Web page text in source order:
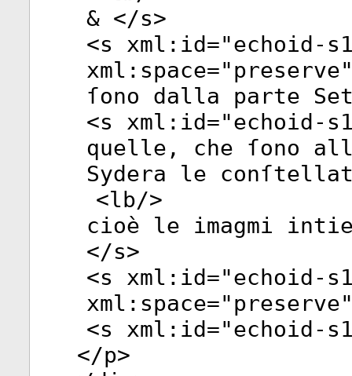
& </s>
<s xml:id="echoid-
xml:space="preserve
ſono dalla parte
<s xml:id="echoid-
quelle, che ſono
Sydera le
<lb/>
cioè le imagmi
</s>
<s xml:id="echoid-
xml:space="preserve
<s xml:id="echoid-
</p>